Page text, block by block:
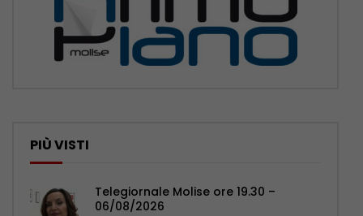
PIÙ VISTI
Telegiornale Molise ore 19.30 –
06/08/2026